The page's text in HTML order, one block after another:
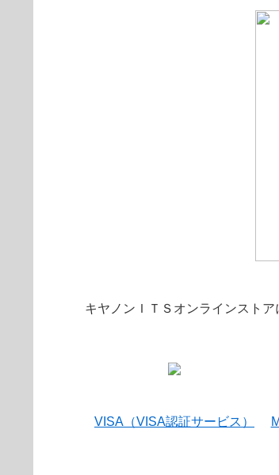
キヤノンＩＴＳオンラインスト
VISA（VISA認証サービス）